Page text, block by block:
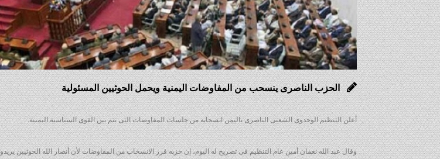
الحزب الناصرى ينسحب من المفاوضات اليمنية ويحمل الحوثيين المسئولية
أعلن التنظيم الوحدوى الشعبى الناصرى باليمن انسحابه من جلسات المفاوضات التى تتم بين القوى السياسية اليمنية.
وقال عبد الله نعمان أمين عام التنظيم فى تصريح له اليوم، إن حزبه قرر الانسحاب من المفاوضات لأن أنصار الله